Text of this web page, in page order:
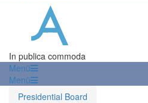
In publica commoda
Menü
Menü
Presidential Board